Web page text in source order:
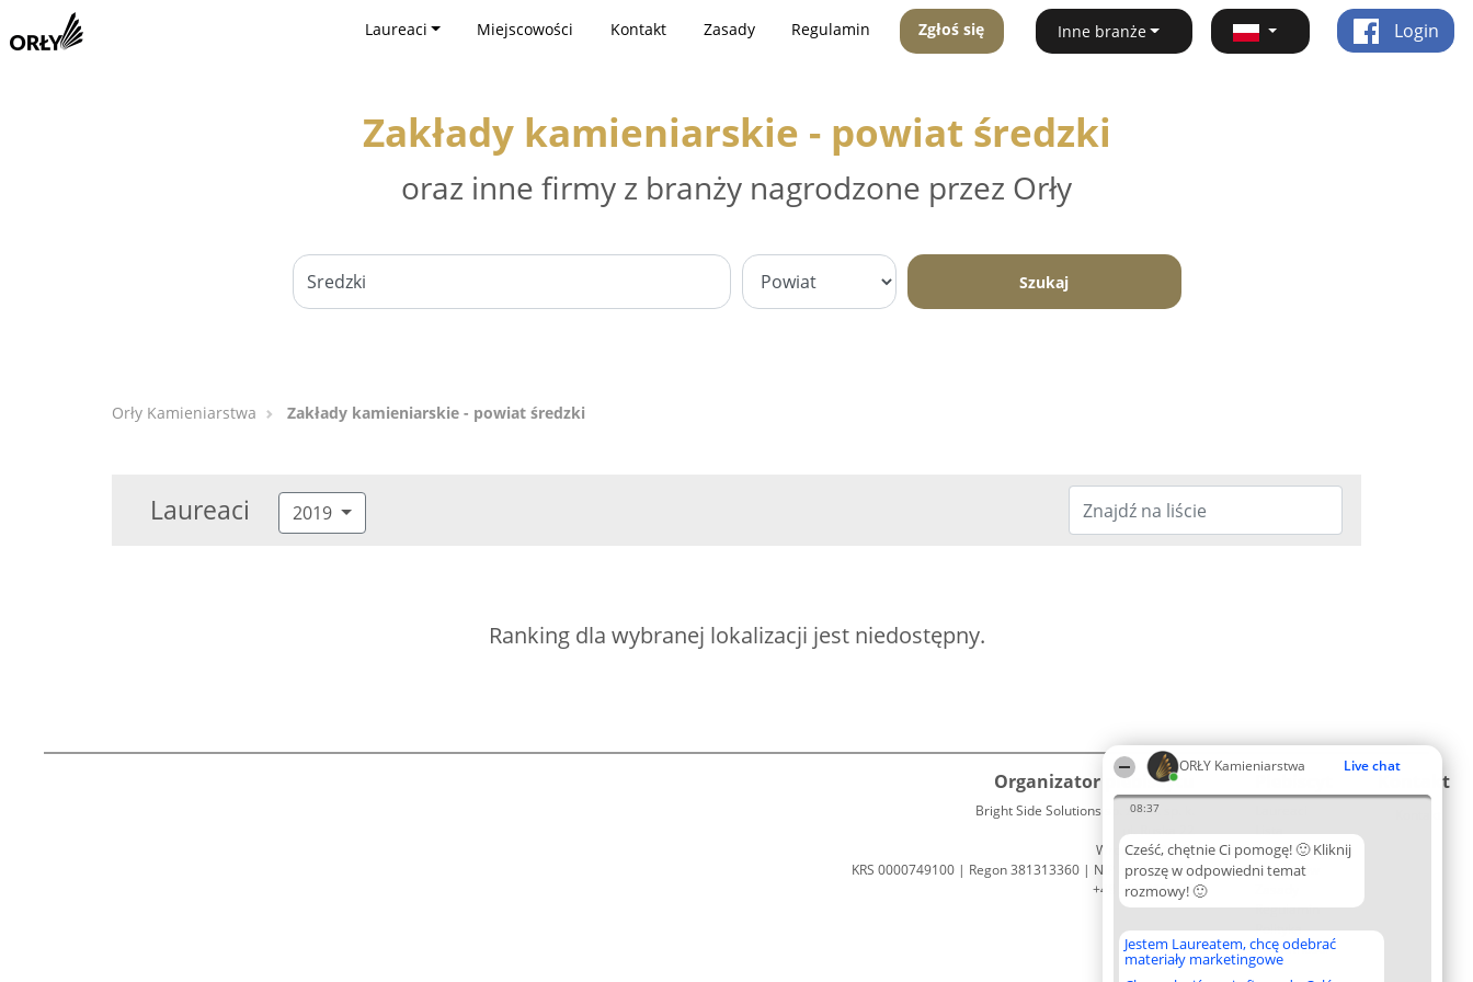
ORŁY Kamieniarstwa Live chat
08:37
Cześć, chętnie Ci pomogę! 🙂 Kliknij
proszę w odpowiedni temat
rozmowy! 🙂
Jestem Laureatem, chcę odebrać
materiały marketingowe
Laureaci Miejscowości Kontakt Zasady Regulamin Zgłoś się Inne branże Login
Zakłady kamieniarskie - powiat średzki
oraz inne firmy z branży nagrodzone przez Orły
Szukaj
Orły Kamieniarstwa Zakłady kamieniarskie - powiat średzki
Laureaci 2019
Ranking dla wybranej lokalizacji jest niedostępny.
Organizator plebiscytu
Bright Side Solutions sp. z o. o. sp. k.
ul. Ruska 22
Wrocław 50-079
KRS 0000749100 | Regon 381313360 | NIP 8943132676
+48 508 492 400
Lista
wszystkich
Laureatów
Regulamin
Polityka
Prywatności
Kontakt